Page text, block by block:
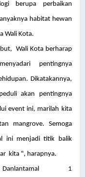
berupa perbaikan
habitat hewan
Wali Kota.
Wali Kota berharap
pentingnya
Dikatakannya,
akan pentingnya
event ini, marilah kita
mangrove. Semoga
ini menjadi titik balik
kita ", harapnya.
Danlantamal 1